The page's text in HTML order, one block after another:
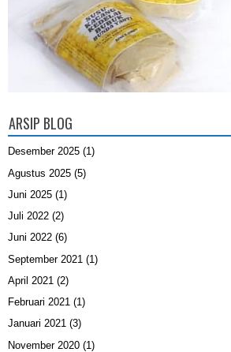
ARSIP BLOG
Desember 2025 (1)
Agustus 2025 (5)
Juni 2025 (1)
Juli 2022 (2)
Juni 2022 (6)
September 2021 (1)
April 2021 (2)
Februari 2021 (1)
Januari 2021 (3)
November 2020 (1)